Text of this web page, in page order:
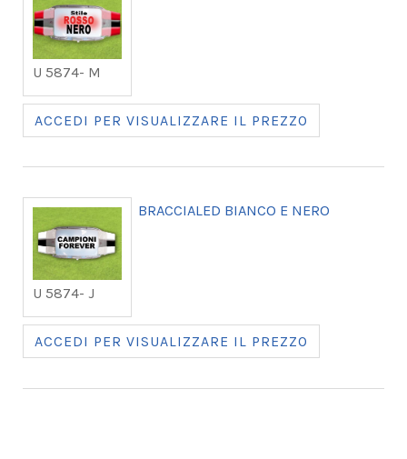
U 5874- M
ACCEDI PER VISUALIZZARE IL PREZZO
U 5874- J
BRACCIALED BIANCO E NERO
ACCEDI PER VISUALIZZARE IL PREZZO